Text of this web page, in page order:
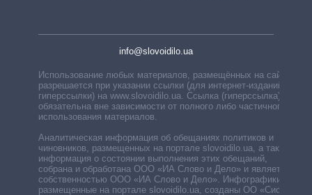
info@slovoidilo.ua
Использование любых материалов, размещённых на сайте,
разрешается при указании ссылки (для интернет-изданий —
гиперссылки) на www.slovoidilo.ua. Ссылка (гиперссылка)
обязательна вне зависимости от полного либо частичного
использования материалов.
Аналитическая информация об обещаниях политиков и
чиновников, размещенных на портале slovoidilo.ua, а также
информация о состоянии выполнения этих обещаний,
собрана и обработана ООО «ИА Слово и Дело» и является
собственностью ООО «ИА Слово и Дело». Инфографики,
размещенные на портале slovoidilo.ua, созданы ОО «Система